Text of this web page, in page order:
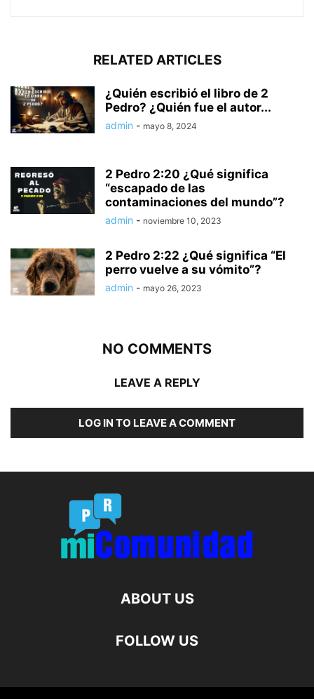
RELATED ARTICLES
¿Quién escribió el libro de 2
Pedro? ¿Quién fue el autor...
admin - mayo 8, 2024
2 Pedro 2:20 ¿Qué significa
“escapado de las
contaminaciones del mundo”?
admin - noviembre 10, 2023
2 Pedro 2:22 ¿Qué significa “El
perro vuelve a su vómito”?
admin - mayo 26, 2023
NO COMMENTS
LEAVE A REPLY
LOG IN TO LEAVE A COMMENT
ABOUT US
FOLLOW US